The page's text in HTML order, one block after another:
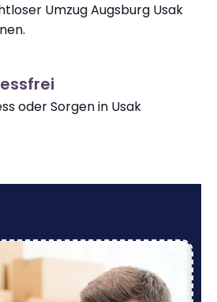
Umzug Augsburg Usak
oder Sorgen in Usak